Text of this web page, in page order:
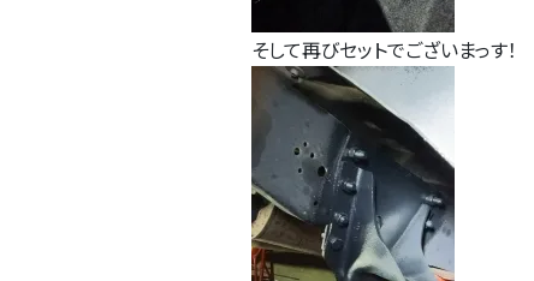
そして再びセットでございまっす！